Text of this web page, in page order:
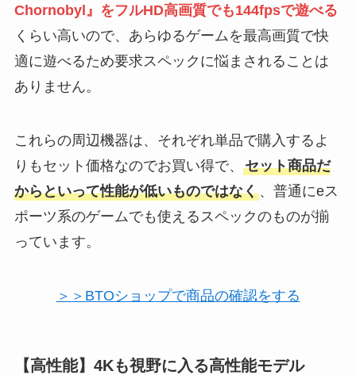
Chornobyl』をフルHD高画質でも144fpsで遊べる
くらい高いので、あらゆるゲームを最高画質で快
適に遊べるため要求スペックに悩まされることは
ありません。
これらの周辺機器は、それぞれ単品で購入するよ
りもセット価格なのでお買い得で、 セット商品だ
からといって性能が低いものではなく、普通にeス
ポーツ系のゲームでも使えるスペックのものが揃
っています。
＞＞BTOショップで商品の確認をする
【高性能】4Kも視野に入る高性能モデル